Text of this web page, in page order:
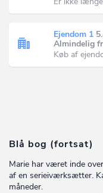
Ejendom 1
Almindelig
Køb af
Blå bog (fortsat)
Marie har været inde
af en serieiværksætter.
måneder.